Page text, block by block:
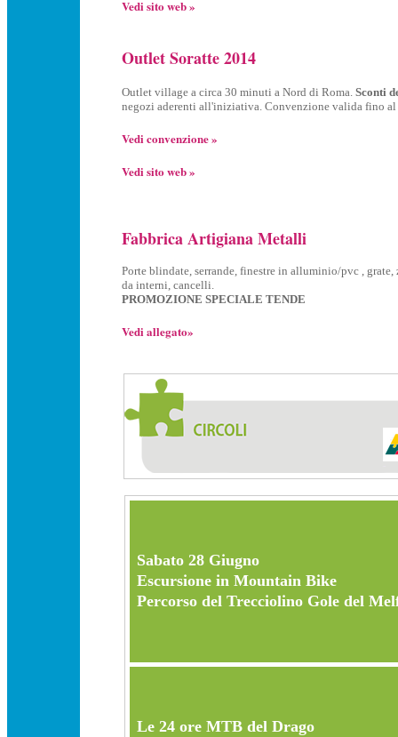
Vedi sito web »
Outlet Soratte 2014
Outlet village a circa 30 minuti a Nord di Roma. Sconti
negozi aderenti all'iniziativa. Convenzione valida fino al
Vedi convenzione »
Vedi sito web »
Fabbrica Artigiana Metalli
Porte blindate, serrande, finestre in alluminio/pvc , grate,
da interni, cancelli.
PROMOZIONE SPECIALE TENDE
Vedi allegato»
Sabato 28 Giugno
Escursione in Mountain Bike
Percorso del Trecciolino Gole del
Le 24 ore MTB del Drago